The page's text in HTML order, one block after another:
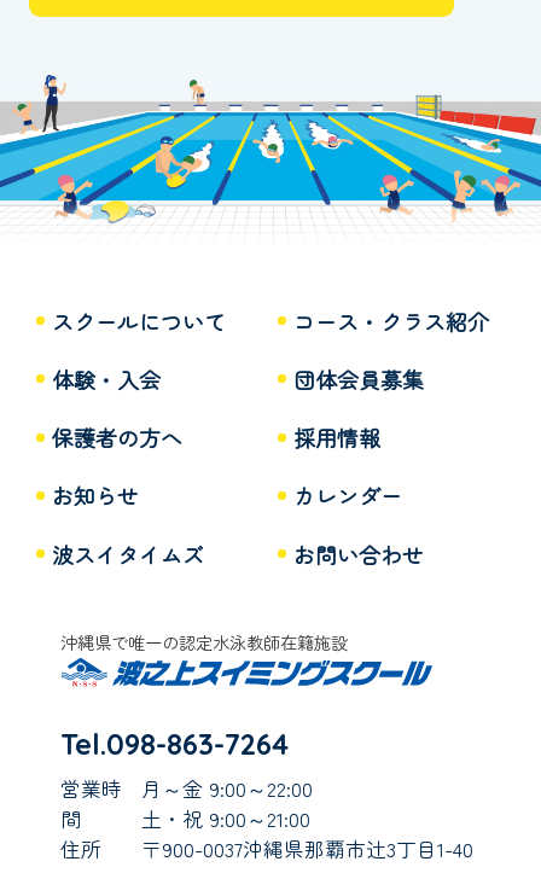
スクールについて
コース・クラス紹介
体験・入会
団体会員募集
保護者の方へ
採用情報
お知らせ
カレンダー
波スイタイムズ
お問い合わせ
沖縄県で唯一の認定水泳教師在籍施設
Tel.098-863-7264
営業時
間
月～金 9:00～22:00
土・祝 9:00～21:00
住所
〒900-0037沖縄県那覇市辻3丁目1-40